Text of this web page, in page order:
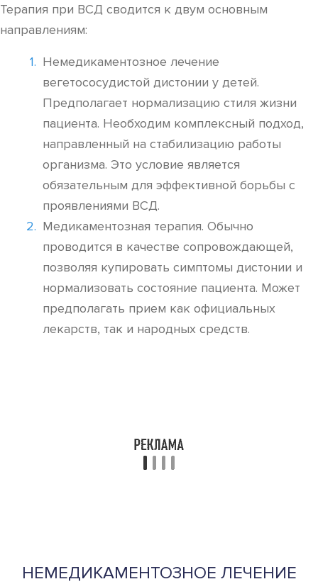
Терапия при ВСД сводится к двум основным
направлениям:
Немедикаментозное лечение
вегетососудистой дистонии у детей.
Предполагает нормализацию стиля жизни
пациента. Необходим комплексный подход,
направленный на стабилизацию работы
организма. Это условие является
обязательным для эффективной борьбы с
проявлениями ВСД.
Медикаментозная терапия. Обычно
проводится в качестве сопровождающей,
позволяя купировать симптомы дистонии и
нормализовать состояние пациента. Может
предполагать прием как официальных
лекарств, так и народных средств.
НЕМЕДИКАМЕНТОЗНОЕ ЛЕЧЕНИЕ